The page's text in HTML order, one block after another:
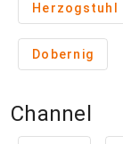
Herzogstuhl
Dobernig
Channel